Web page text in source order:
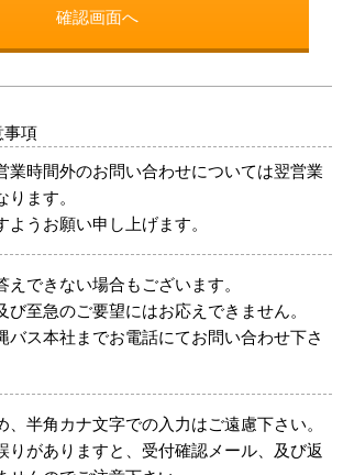
事項
業時間外のお問い合わせについては翌営業
ます。
うお願い申し上げます。
えできない場合もございます。
び至急のご要望にはお応えできません。
バス本社までお電話にてお問い合わせ下さ
、半角カナ文字での入力はご遠慮下さい。
りがありますと、受付確認メール、及び返